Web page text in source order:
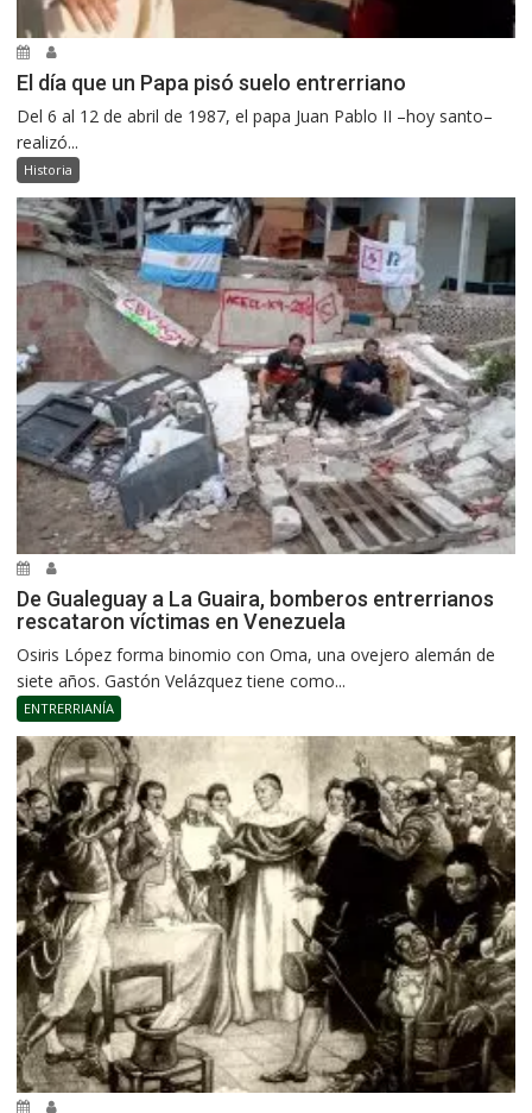
El día que un Papa pisó suelo entrerriano
Del 6 al 12 de abril de 1987, el papa Juan Pablo II –hoy santo–
realizó...
Historia
De Gualeguay a La Guaira, bomberos entrerrianos
rescataron víctimas en Venezuela
Osiris López forma binomio con Oma, una ovejero alemán de
siete años. Gastón Velázquez tiene como...
ENTRERRIANÍA